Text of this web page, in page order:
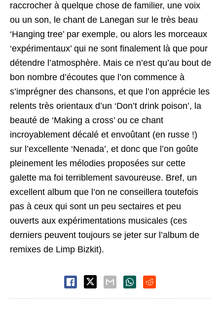
raccrocher à quelque chose de familier, une voix
ou un son, le chant de Lanegan sur le très beau
‘Hanging tree’ par exemple, ou alors les morceaux
‘expérimentaux’ qui ne sont finalement là que pour
détendre l’atmosphère. Mais ce n’est qu’au bout de
bon nombre d’écoutes que l’on commence à
s’imprégner des chansons, et que l’on apprécie les
relents très orientaux d’un ‘Don’t drink poison’, la
beauté de ‘Making a cross’ ou ce chant
incroyablement décalé et envoûtant (en russe !)
sur l’excellente ‘Nenada’, et donc que l’on goûte
pleinement les mélodies proposées sur cette
galette ma foi terriblement savoureuse. Bref, un
excellent album que l’on ne conseillera toutefois
pas à ceux qui sont un peu sectaires et peu
ouverts aux expérimentations musicales (ces
derniers peuvent toujours se jeter sur l’album de
remixes de Limp Bizkit).